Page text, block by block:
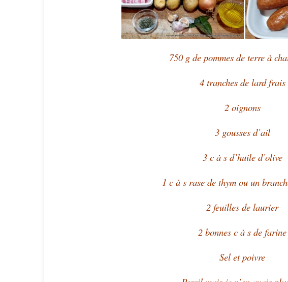
750 g de pommes de terre à
4 tranches de lard frais
2 oignons
3 gousses d’ail
3 c à s d’huile d’olive
1 c à s rase de thym ou un
2 feuilles de laurier
2 bonnes c à s de farine
Sel et poivre